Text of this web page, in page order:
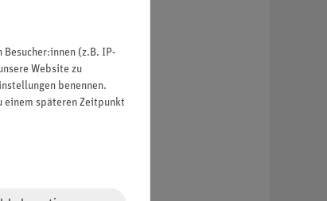
(z.B. IP-
Website zu
benennen.
einem späteren Zeitpunkt